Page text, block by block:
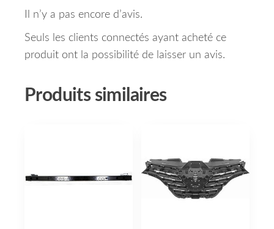
Il n’y a pas encore d’avis.
Seuls les clients connectés ayant acheté ce
produit ont la possibilité de laisser un avis.
Produits similaires